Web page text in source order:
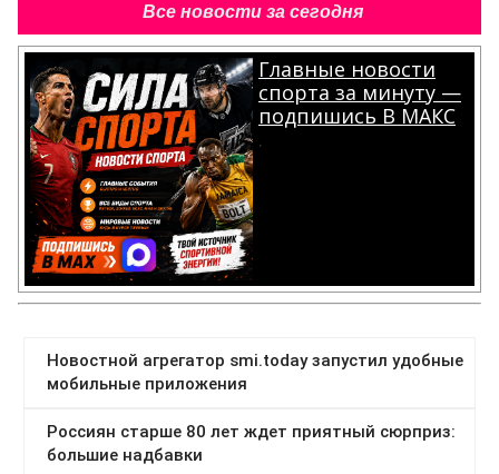
Все новости за сегодня
Главные новости
спорта за минуту —
подпишись В МАКС
.